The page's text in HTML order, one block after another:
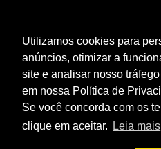
Utilizamos cookies para
anúncios, otimizar a
site e analisar nosso
em nossa Política de
Se você concorda com os
clique em aceitar.
Leia mais
NOTÍCIAS
HOME EVENTO /